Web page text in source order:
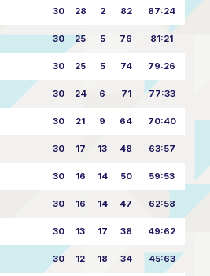
30 28 2 82 87:24
30 25 5 76 81:21
30 25 5 74 79:26
30 24 6 71 77:33
30 21 9 64 70:40
30 17 13 48 63:57
30 16 14 50 59:53
30 16 14 47 62:58
30 13 17 38 49:62
30 12 18 34 45:63